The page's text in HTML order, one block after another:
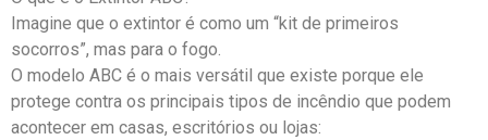
Imagine que o extintor é como um “kit de primeiros
socorros”, mas para o fogo.
O modelo ABC é o mais versátil que existe porque ele
protege contra os principais tipos de incêndio que podem
acontecer em casas, escritórios ou lojas: